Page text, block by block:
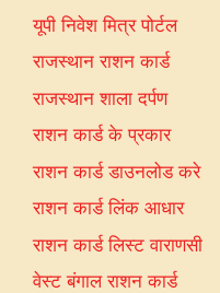
यूपी निवेश मित्र पोर्टल
राजस्थान राशन कार्ड
राजस्थान शाला दर्पण
राशन कार्ड के प्रकार
राशन कार्ड डाउनलोड करे
राशन कार्ड लिंक आधार
राशन कार्ड लिस्ट वाराणसी
वेस्ट बंगाल राशन कार्ड